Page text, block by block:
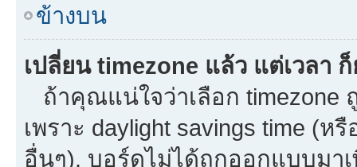
ข้างบน
เปลี่ยน timezone แล้ว แต่เวลา
ถ้าคุณแน่ใจว่าเลือก timezone
เพราะ daylight savings time (ห
อื่นๆ). บอร์ดไม่ได้ถูกออกแบบมา